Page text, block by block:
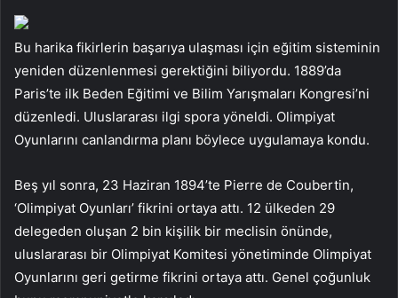
Bu harika fikirlerin başarıya ulaşması için eğitim sisteminin
yeniden düzenlenmesi gerektiğini biliyordu. 1889’da
Paris’te ilk Beden Eğitimi ve Bilim Yarışmaları Kongresi’ni
düzenledi. Uluslararası ilgi spora yöneldi. Olimpiyat
Oyunlarını canlandırma planı böylece uygulamaya kondu.
Beş yıl sonra, 23 Haziran 1894’te Pierre de Coubertin,
‘Olimpiyat Oyunları’ fikrini ortaya attı. 12 ülkeden 29
delegeden oluşan 2 bin kişilik bir meclisin önünde,
uluslararası bir Olimpiyat Komitesi yönetiminde Olimpiyat
Oyunlarını geri getirme fikrini ortaya attı. Genel çoğunluk